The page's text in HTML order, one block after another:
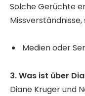
Solche Gerüchte
Missverständnisse,
Medien oder
3. Was ist über
Diane Kruger und